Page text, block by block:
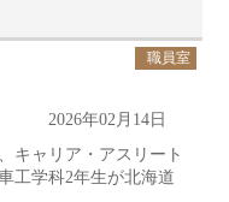
職員室
2026年02月14日
キャリア・アスリート
工学科2年生が北海道